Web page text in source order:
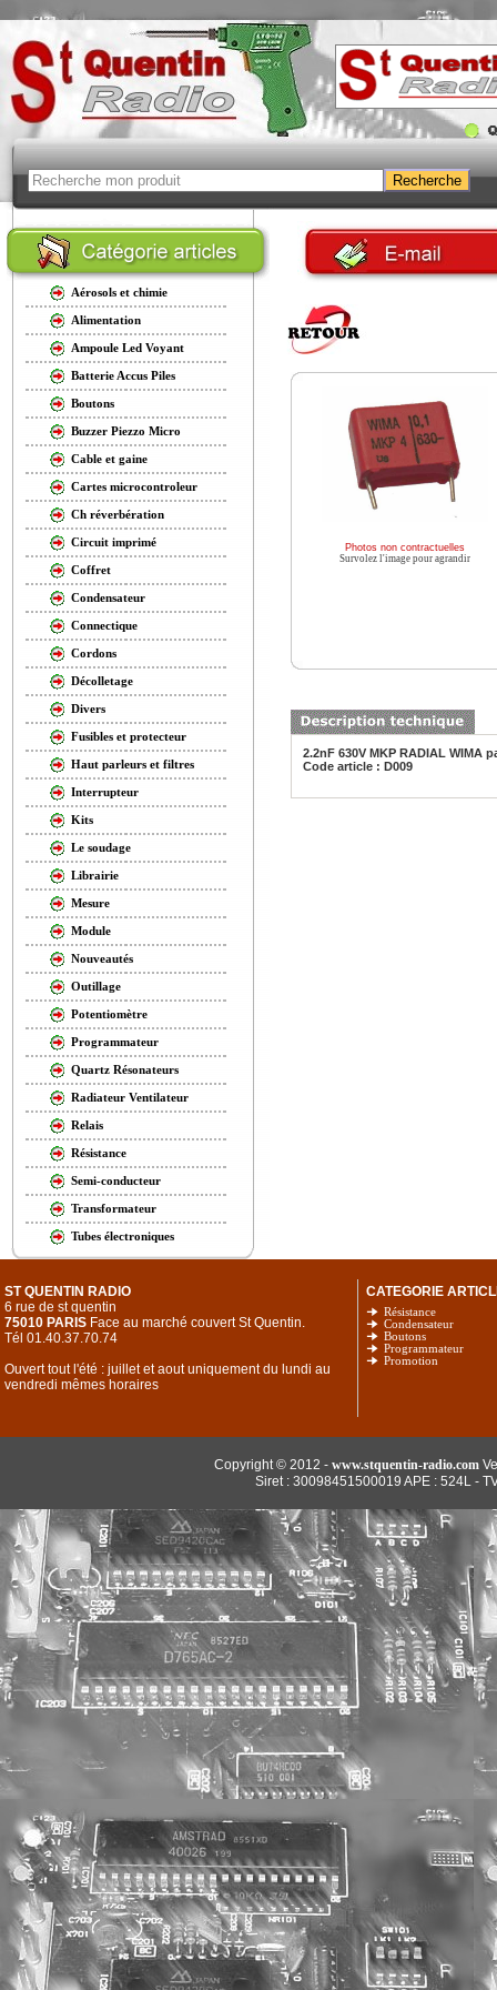
Aérosols et chimie
Alimentation
Ampoule Led Voyant
Batterie Accus Piles
Boutons
Buzzer Piezzo Micro
Cable et gaine
Cartes microcontroleur
Ch réverbération
Circuit imprimé
Coffret
Condensateur
Connectique
Cordons
Décolletage
Divers
Fusibles et protecteur
Haut parleurs et filtres
Interrupteur
Kits
Le soudage
Librairie
Mesure
Module
Nouveautés
Outillage
Potentiomètre
Programmateur
Quartz Résonateurs
Radiateur Ventilateur
Relais
Résistance
Semi-conducteur
Transformateur
Tubes électroniques
Photos non contractuelles
Survolez l'image pour agrandir
2.2nF 630V MKP RADIAL WIMA
Code article : D009
ST QUENTIN RADIO
6 rue de st quentin
75010 PARIS Face au marché couvert St Quentin.
Tél 01.40.37.70.74
Ouvert tout l'été : juillet et aout uniquement du lundi au
vendredi mêmes horaires
CATEGORIE
Résistance
Condensateur
Boutons
Programmateur
Promotion
Copyright © 2012 - www.stquentin-radio.com
Siret : 30098451500019 APE : 524L -